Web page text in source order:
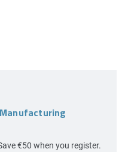
€50 when you register.